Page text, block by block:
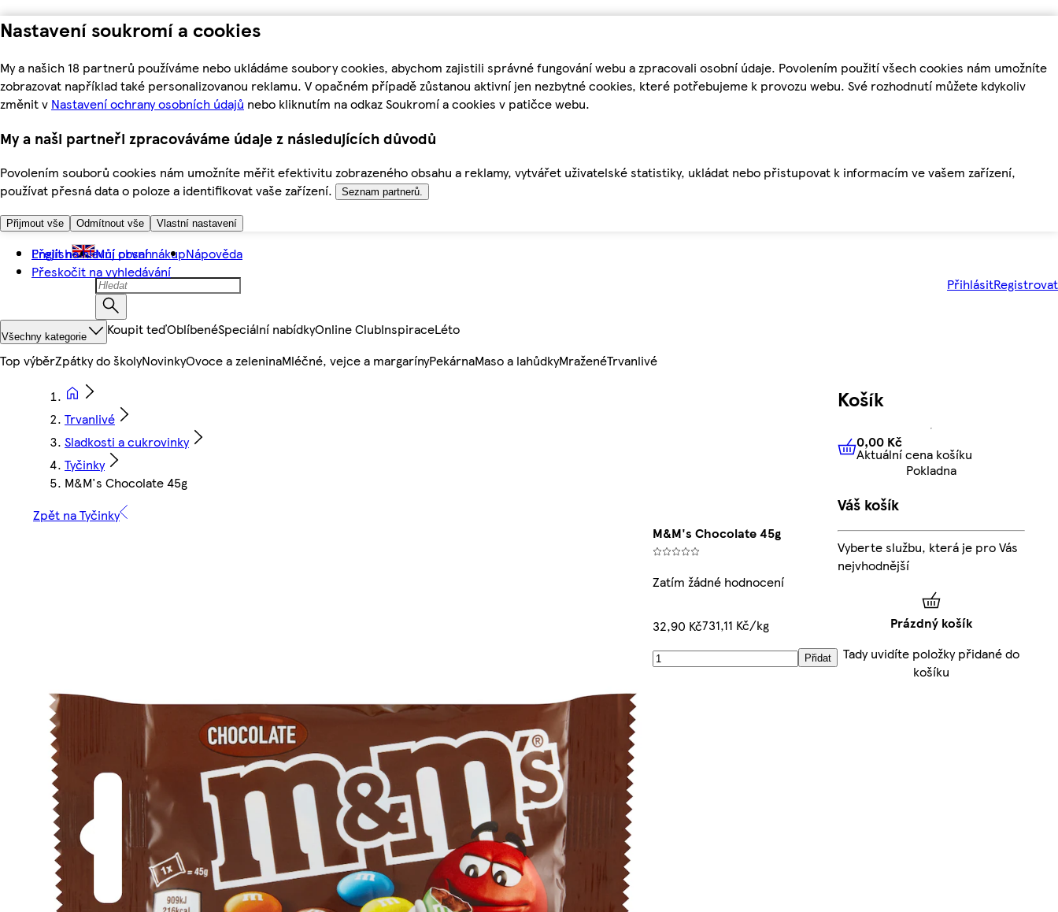
Nastavení soukromí a cookies
My a našich 18 partnerů používáme nebo ukládáme soubory cookies, abychom zajistili správné fungování webu a zpracovali osobní údaje. Povolením použití všech cookies nám umožníte
zobrazovat například také personalizovanou reklamu. V opačném případě zůstanou aktivní jen nezbytné cookies, které potřebujeme k provozu webu. Své rozhodnutí můžete kdykoliv
změnit v Nastavení ochrany osobních údajů nebo kliknutím na odkaz Soukromí a cookies v patičce webu.
My a naši partneři zpracováváme údaje z následujících důvodů
Povolením souborů cookies nám umožníte měřit efektivitu zobrazeného obsahu a reklamy, vytvářet uživatelské statistiky, ukládat nebo přistupovat k informacím ve vašem zařízení,
používat přesná data o poloze a identifikovat vaše zařízení.
Seznam partnerů.
Přijmout vše Odmítnout vše Vlastní nastavení
Přejít na hlavní obsah
Přeskočit na vyhledávání
English Můj první nákupNápověda
PřihlásitRegistrovat
Všechny kategorie Koupit teďOblíbenéSpeciální nabídkyOnline ClubInspiraceLéto
Top výběrZpátky do školyNovinkyOvoce a zeleninaMléčné, vejce a margarínyPekárnaMaso a lahůdkyMraženéTrvanlivé
Trvanlivé
Sladkosti a cukrovinky
Tyčinky
M&M's Chocolate 45g
Zpět na Tyčinky
M&M's Chocolate 45g
Zatím žádné hodnocení
32,90 Kč731,11 Kč/kg
Přidat
Košík
0,00 KčAktuální cena košíku
0,00 Kč
Aktuální cena košíku
Pokladna
Váš košík
Vyberte službu, která je pro Vás
nejvhodnější
Prázdný košík
Tady uvidíte položky přidané do
košíku